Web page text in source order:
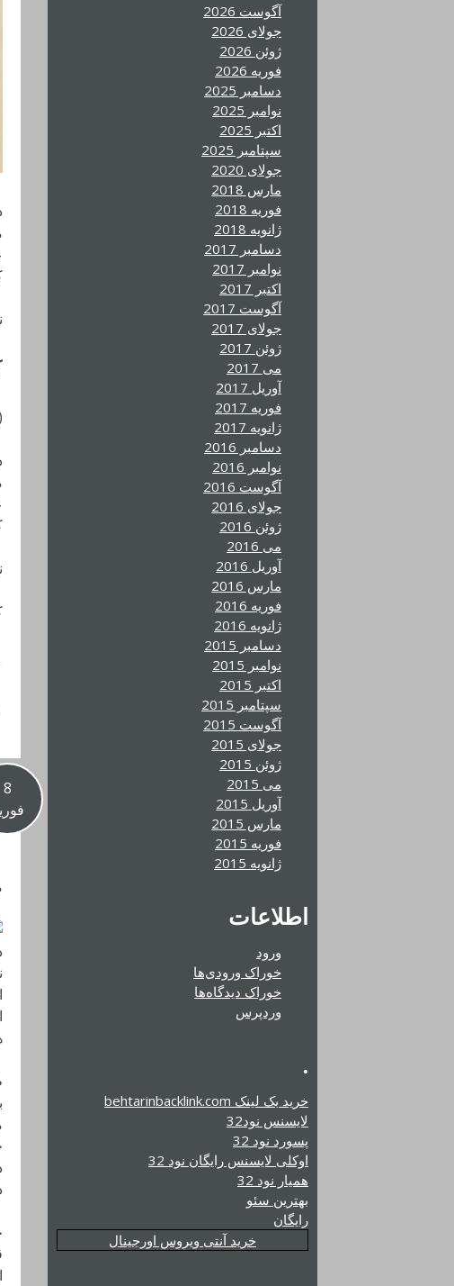
8
آگوست 2026
جولای 2026
ژوئن 2026
فوریه 2026
دسامبر 2025
نوامبر 2025
اکتبر 2025
سپتامبر 2025
جولای 2020
مارس 2018
فوریه 2018
ژانویه 2018
دسامبر 2017
نوامبر 2017
اکتبر 2017
آگوست 2017
جولای 2017
ژوئن 2017
می 2017
آوریل 2017
فوریه 2017
ژانویه 2017
دسامبر 2016
نوامبر 2016
آگوست 2016
جولای 2016
ژوئن 2016
می 2016
آوریل 2016
مارس 2016
فوریه 2016
ژانویه 2016
دسامبر 2015
نوامبر 2015
اکتبر 2015
سپتامبر 2015
آگوست 2015
جولای 2015
ژوئن 2015
می 2015
آوریل 2015
مارس 2015
فوریه 2015
ژانویه 2015
اطلاعات
ورود
خوراک ورودی‌ها
خوراک دیدگاه‌ها
وردپرس
.
خرید بک لینک behtarinbacklink.com
لایسنس نود32
پسورد نود 32
اوکلی لایسنس رایگان نود 32
همیار نود 32
بهترین سئو
رایگان
خرید آنتی ویروس اورجینال